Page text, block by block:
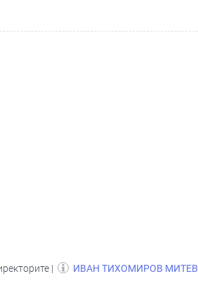
| ИВАН ТИХОМИРОВ МИТЕВ